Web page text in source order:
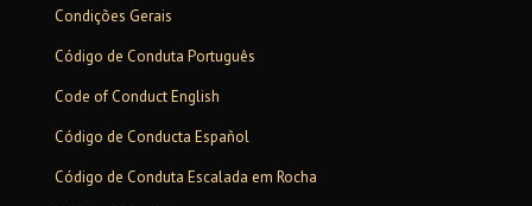
Condições Gerais
Código de Conduta Português
Code of Conduct English
Código de Conducta Español
Código de Conduta Escalada em Rocha